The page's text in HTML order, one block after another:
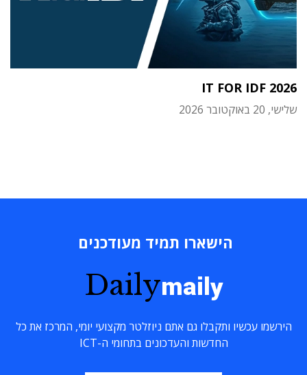
IT FOR IDF 2026
שלישי, 20 באוקטובר 2026
הישארו תמיד מעודכנים
Dailymaily
הירשמו עכשיו ותקבלו גם אתם ניוזלטר מקצועי יומי, המרכז את כל
החדשות והעדכונים בתחומי ה-ICT